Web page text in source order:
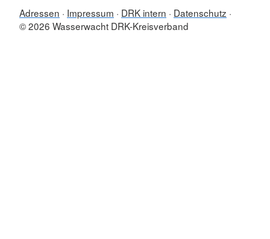
Adressen Impressum DRK intern
Datenschutz
© 2026 Wasserwacht DRK-Kreisverband